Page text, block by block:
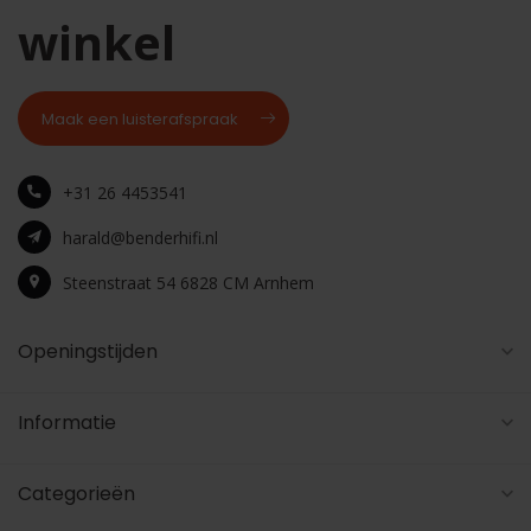
winkel
Maak een luisterafspraak
+31 26 4453541
harald@benderhifi.nl
Steenstraat 54 6828 CM Arnhem
Openingstijden
Informatie
Categorieën